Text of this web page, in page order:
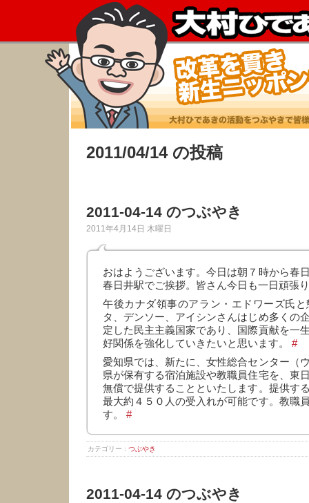
2011/04/14 の投稿
2011-04-14 のつぶやき
2011年4月14日 木曜日
おはようございます。今日は朝７時から春
春日井駅でご挨拶。皆さん今日も一日頑張
午後カナダ領事のアラン・エドワーズ氏
タ、デンソー、アイシンさんはじめ多くの
定した民主主義国家であり、国際貢献を一
好関係を強化していきたいと思います。 #
愛知県では、新たに、女性総合センター（
県が保有する宿泊施設や教職員住宅を、東
無償で提供することといたします。提供す
最大約４５０人の受入れが可能です。教職
す。 #
カテゴリー : つぶやき
2011-04-14 のつぶやき